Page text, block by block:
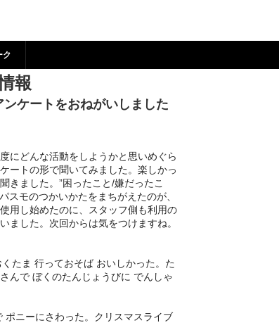
の新着情報 | 狛江市市
ク
報
ケートをおねがいしました
にどんな活動をしようかと思いめぐら
ートの形で聞いてみました。楽しかっ
きました。”困ったこと/嫌だったこ
スモのつかいかたをまちがえたのが、
用し始めたのに、スタッフ側も利用の
ました。次回からは気をつけますね。
たま 行っておそば おいしかった。た
んで ぼくのたんじょうびに でんしゃ
ポニーにさわった。クリスマスライブ